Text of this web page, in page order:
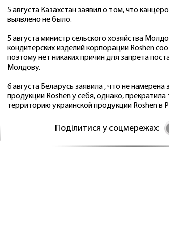
5 августа Казахстан заявил о том, что
выявлено не было.
5 августа министр сельского хозяйства
кондитерских изделий корпорации Roshen
поэтому нет никаких причин для запрета
Молдову.
6 августа Беларусь заявила , что не
продукции Roshen у себя, однако, прекратила
территорию украинской продукции Roshen в
Поділитися у соцмережах: